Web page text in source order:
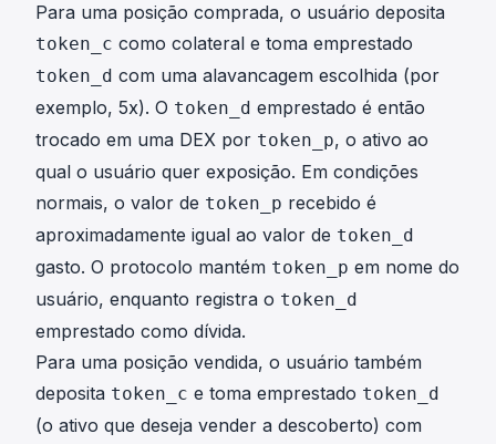
Para uma posição comprada, o usuário deposita
token_c como colateral e toma emprestado
token_d com uma alavancagem escolhida (por
exemplo, 5x). O token_d emprestado é então
trocado em uma DEX por token_p, o ativo ao
qual o usuário quer exposição. Em condições
normais, o valor de token_p recebido é
aproximadamente igual ao valor de token_d
gasto. O protocolo mantém token_p em nome do
usuário, enquanto registra o token_d
emprestado como dívida.
Para uma posição vendida, o usuário também
deposita token_c e toma emprestado token_d
(o ativo que deseja vender a descoberto) com